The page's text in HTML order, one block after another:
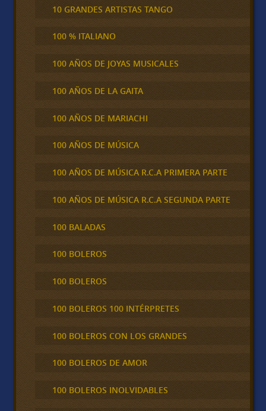
10 GRANDES ARTISTAS TANGO
100 % ITALIANO
100 AÑOS DE JOYAS MUSICALES
100 AÑOS DE LA GAITA
100 AÑOS DE MARIACHI
100 AÑOS DE MÚSICA
100 AÑOS DE MÚSICA R.C.A PRIMERA PARTE
100 AÑOS DE MÚSICA R.C.A SEGUNDA PARTE
100 BALADAS
100 BOLEROS
100 BOLEROS
100 BOLEROS 100 INTÉRPRETES
100 BOLEROS CON LOS GRANDES
100 BOLEROS DE AMOR
100 BOLEROS INOLVIDABLES